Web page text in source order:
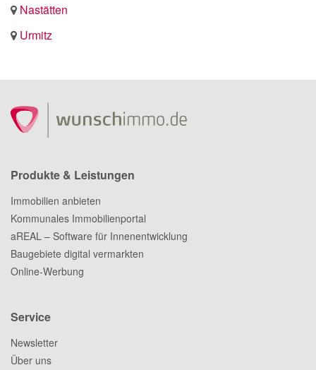
Nastätten
Urmitz
Produkte & Leistungen
Immobilien anbieten
Kommunales Immobilienportal
aREAL – Software für Innenentwicklung
Baugebiete digital vermarkten
Online-Werbung
Service
Newsletter
Über uns